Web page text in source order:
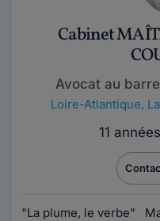
Cabinet
Avocat au
Loire-Atlantique,
11
"La plume, le verbe"